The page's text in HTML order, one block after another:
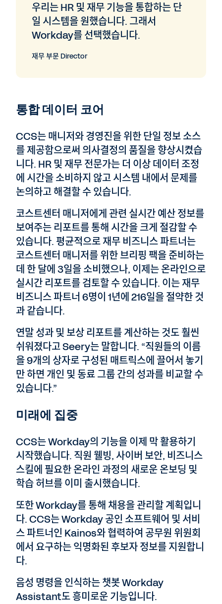
우리는 HR 및 재무 기능을 통합하는 단
일 시스템을 원했습니다. 그래서
Workday를 선택했습니다.
재무 부문 Director
통합 데이터 코어
CCS는 매니저와 경영진을 위한 단일 정보 소스
를 제공함으로써 의사결정의 품질을 향상시켰습
니다. HR 및 재무 전문가는 더 이상 데이터 조정
에 시간을 소비하지 않고 시스템 내에서 문제를
논의하고 해결할 수 있습니다.
코스트센터 매니저에게 관련 실시간 예산 정보를
보여주는 리포트를 통해 시간을 크게 절감할 수
있습니다. 평균적으로 재무 비즈니스 파트너는
코스트센터 매니저를 위한 브리핑 팩을 준비하는
데 한 달에 3일을 소비했으나, 이제는 온라인으로
실시간 리포트를 검토할 수 있습니다. 이는 재무
비즈니스 파트너 6명이 1년에 216일을 절약한 것
과 같습니다.
연말 성과 및 보상 리포트를 계산하는 것도 훨씬
쉬워졌다고 Seery는 말합니다. “직원들의 이름
을 9개의 상자로 구성된 매트릭스에 끌어서 놓기
만 하면 개인 및 동료 그룹 간의 성과를 비교할 수
있습니다.”
미래에 집중
CCS는 Workday의 기능을 이제 막 활용하기
시작했습니다. 직원 웰빙, 사이버 보안, 비즈니스
스킬에 필요한 온라인 과정의 새로운 온보딩 및
학습 허브를 이미 출시했습니다.
또한 Workday를 통해 채용을 관리할 계획입니
다. CCS는 Workday 공인 소프트웨어 및 서비
스 파트너인 Kainos와 협력하여 공무원 위원회
에서 요구하는 익명화된 후보자 정보를 지원합니
다.
음성 명령을 인식하는 챗봇 Workday
Assistant도 흥미로운 기능입니다.